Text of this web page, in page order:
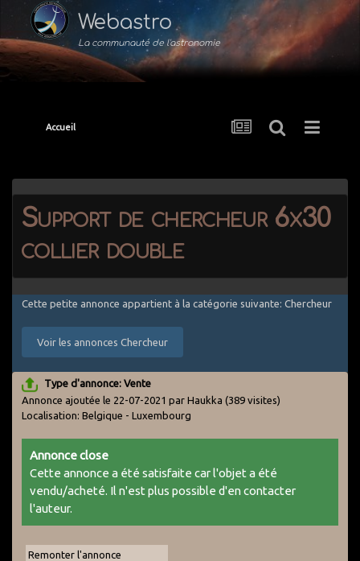
Webastro
La communauté de l'astronomie
Accueil
Support de chercheur 6x30
collier double
Cette petite annonce appartient à la catégorie suivante: Chercheur
Voir les annonces Chercheur
Type d'annonce: Vente
Annonce ajoutée le 22-07-2021 par Haukka (389 visites)
Localisation: Belgique - Luxembourg
Annonce close
Cette annonce a été satisfaite car l'objet a été
vendu/acheté. Il n'est plus possible d'en contacter
l'auteur.
Remonter l'annonce